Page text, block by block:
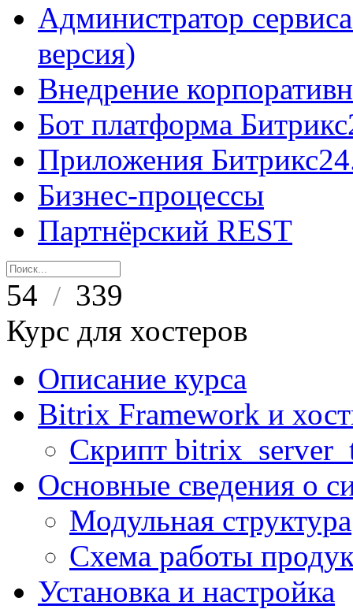
Администратор
версия)
Внедрение
Бот платформа
Приложения
Бизнес-процессы
Партнёрский REST
54 / 339
Курс для хостеров
Описание курса
Bitrix Framework и
Скрипт
Основные сведения о
Модульная структура
Схема работы
Установка и настройка